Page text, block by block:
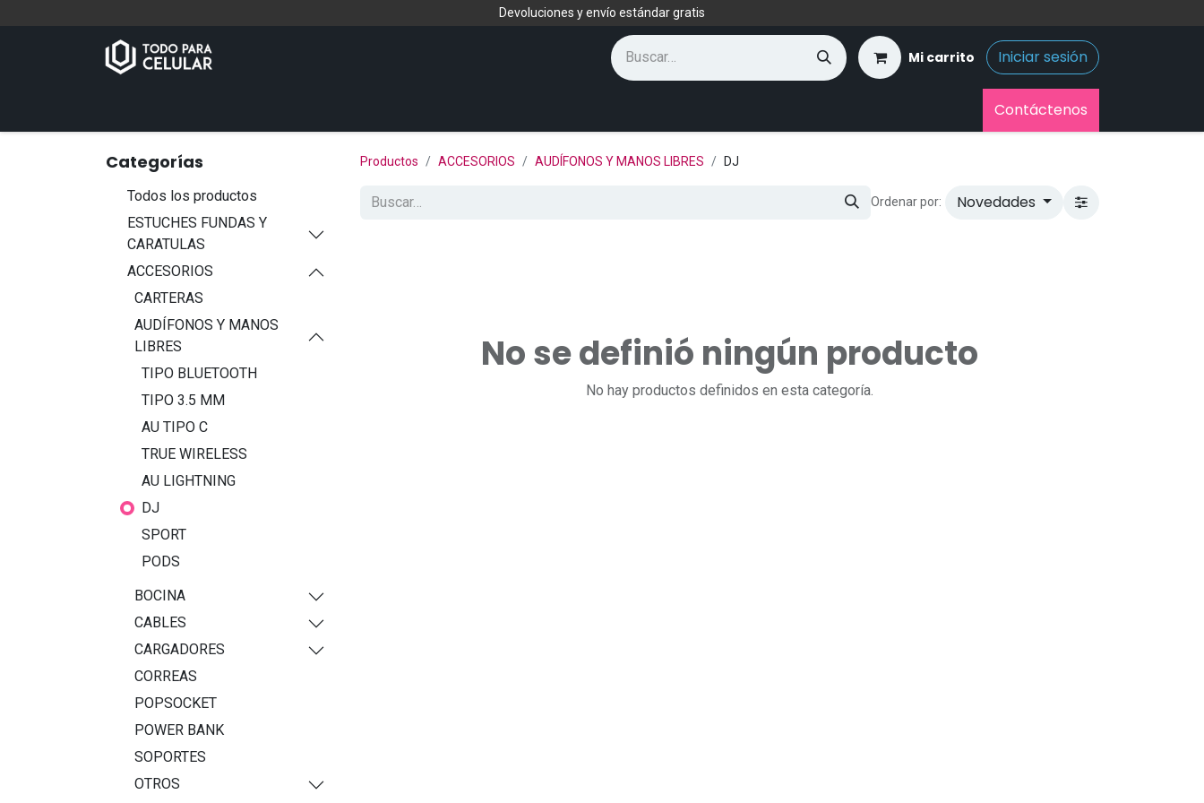
Devoluciones y envío estándar gratis
Mi carrito Iniciar sesión
Contáctenos
Categorías
Todos los productos
ESTUCHES FUNDAS Y
CARATULAS
ACCESORIOS
CARTERAS
AUDÍFONOS Y MANOS
LIBRES
TIPO BLUETOOTH
TIPO 3.5 MM
AU TIPO C
TRUE WIRELESS
AU LIGHTNING
DJ
SPORT
PODS
BOCINA
CABLES
CARGADORES
CORREAS
POPSOCKET
POWER BANK
SOPORTES
OTROS
Productos ACCESORIOS AUDÍFONOS Y MANOS LIBRES DJ
Ordenar por: Novedades
No se definió ningún producto
No hay productos definidos en esta categoría.